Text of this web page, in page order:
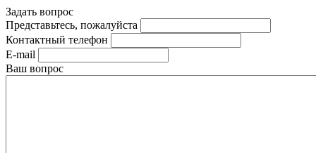
Задать вопрос
Представьтесь, пожалуйста
Контактный телефон
E-mail
Ваш вопрос